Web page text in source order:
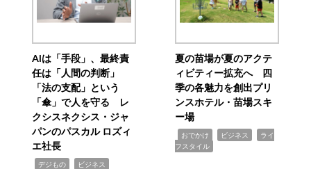
AIは「手段」、最終責
任は「人間の判断」
「法の支配」という
「傘」で人を守る レ
クシスネクシス・ジャ
パンのパスカル ロズィ
エ社長
デジもの ビジネス
夏の苗場が夏のアクテ
ィビティー拡充へ 四
季の各魅力を創出プリ
ンスホテル・苗場スキ
ー場
おでかけ ビジネス
ライ
フスタイル